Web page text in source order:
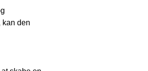
kan den